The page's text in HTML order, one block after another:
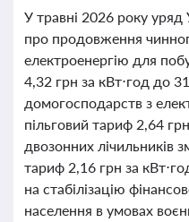
У травні 2026 року уряд
про продовження
електроенергію для
4,32 грн за кВт⋅год до
домогосподарств з
пільговий тариф 2,64
двозонних лічильників
тариф 2,16 грн за
на стабілізацію
населення в умовах